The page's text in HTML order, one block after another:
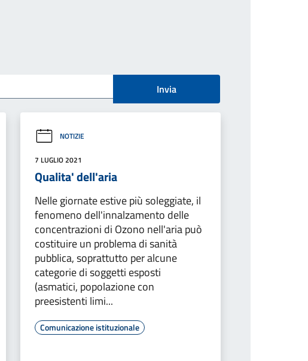
Invia
NOTIZIE
7 LUGLIO 2021
Qualita' dell'aria
Nelle giornate estive più soleggiate, il
fenomeno dell'innalzamento delle
concentrazioni di Ozono nell'aria può
costituire un problema di sanità
pubblica, soprattutto per alcune
categorie di soggetti esposti
(asmatici, popolazione con
preesistenti limi...
Comunicazione istituzionale